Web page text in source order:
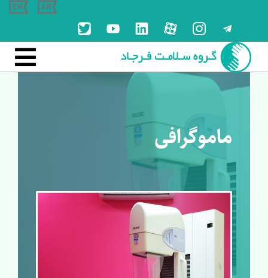

ماموگرافی